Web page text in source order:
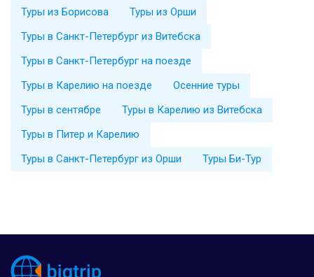
Туры из Борисова
Туры из Орши
Туры в Санкт-Петербург из Витебска
Туры в Санкт-Петербург на поезде
Туры в Карелию на поезде
Осенние туры
Туры в сентябре
Туры в Карелию из Витебска
Туры в Питер и Карелию
Туры в Санкт-Петербург из Орши
Туры Би-Тур